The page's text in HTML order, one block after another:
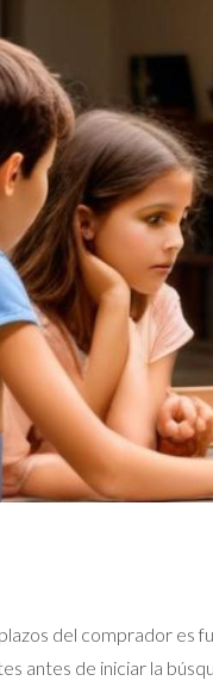
del comprador
antes de iniciar la